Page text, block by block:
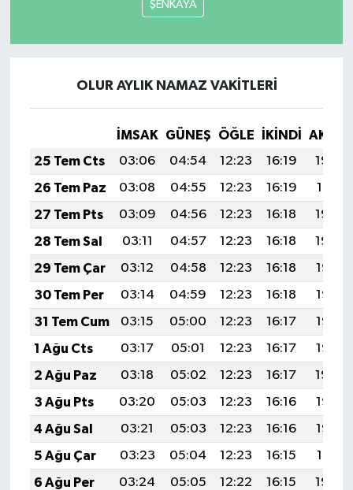
ŞENKAYA
OLUR AYLIK NAMAZ VAKITLERI
İMSAK GÜNEŞ ÖĞLE İKINDI
25 Tem Cts
03:06 04:54 12:23 16:19
19:42
26 Tem Paz
03:08 04:55 12:23 16:19
19:41
27 Tem Pts
03:09 04:56 12:23 16:18
19:40
28 Tem Sal
03:11 04:57 12:23 16:18
19:39
29 Tem Çar
03:12 04:58 12:23 16:18
19:38
30 Tem Per
03:14 04:59 12:23 16:18
19:37
31 Tem Cum
03:15 05:00 12:23 16:17
19:36
1 Ağu Cts
03:17 05:01 12:23 16:17
19:35
2 Ağu Paz
03:18 05:02 12:23 16:17
19:34
3 Ağu Pts
03:20 05:03 12:23 16:16
19:33
4 Ağu Sal
03:21 05:03 12:23 16:16
19:32
5 Ağu Çar
03:23 05:04 12:23 16:15
19:31
6 Ağu Per
03:24 05:05 12:22 16:15
19:30